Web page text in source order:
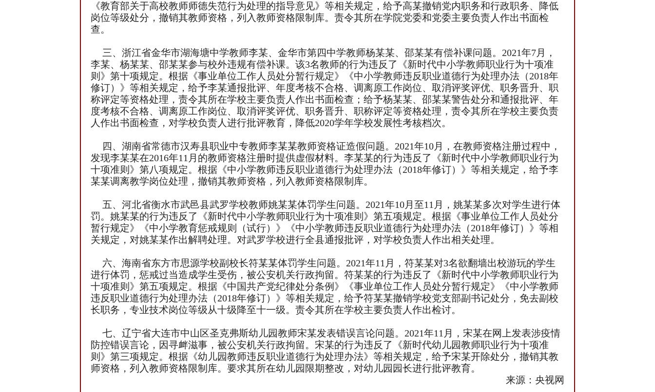
《教育部关于高校教师师德失范行为处理的指导意见》等相关规定，给予高某撤销党内职务和行政职务、降低
岗位等级处分，撤销其教师资格，列入教师资格限制库。责令其所在学院党委和党委主要负责人作出书面检
查。
三、浙江省金华市湖海塘中学教师李某、金华市第四中学教师杨某某、邵某某有偿补课问题。2021年7月，
李某、杨某某、邵某某参与校外违规有偿补课。该3名教师的行为违反了《新时代中小学教师职业行为十项准
则》第十项规定。根据《事业单位工作人员处分暂行规定》《中小学教师违反职业道德行为处理办法（2018年
修订）》等相关规定，给予李某通报批评、年度考核不合格、调离原工作岗位、取消评奖评优、职务晋升、职
称评定等资格处理，责令其所在学校主要负责人作出书面检查；给予杨某某、邵某某警告处分和通报批评、年
度考核不合格、调离原工作岗位、取消评奖评优、职务晋升、职称评定等资格处理，责令其所在学校主要负责
人作出书面检查，对学校负责人进行批评教育，降低2020学年学校发展性考核档次。
四、湖南省常德市汉寿县职业中专教师李某某教师资格证造假问题。2021年10月，在教师资格注册过程中，
发现李某某在2016年11月的教师资格注册时提供虚假材料。李某某的行为违反了《新时代中小学教师职业行为
十项准则》第八项规定。根据《中小学教师违反职业道德行为处理办法（2018年修订）》等相关规定，给予李
某某调离教学岗位处理，撤销其教师资格，列入教师资格限制库。
五、河北省衡水市武邑县武罗学校教师姚某某体罚学生问题。2021年10月至11月，姚某某多次对学生进行体
罚。姚某某的行为违反了《新时代中小学教师职业行为十项准则》第五项规定。根据《事业单位工作人员处分
暂行规定》《中小学教育惩戒规则（试行）》《中小学教师违反职业道德行为处理办法（2018年修订）》等相
关规定，对姚某某作出解聘处理。对武罗学校进行全县通报批评，对学校负责人作出相关处理。
六、海南省东方市思源学校副校长符某某体罚学生问题。2021年11月，符某某对3名欲翻墙出校游玩的学生
进行体罚，惩戒过当造成学生受伤，被公安机关行政拘留。符某某的行为违反了《新时代中小学教师职业行为
十项准则》第五项规定。根据《中国共产党纪律处分条例》《事业单位工作人员处分暂行规定》《中小学教师
违反职业道德行为处理办法（2018年修订）》等相关规定，给予符某某撤销学校党支部副书记处分，免去副校
长职务，专业技术岗位等级从十级降至十一级。责令其所在学校主要负责人作出检讨。
七、辽宁省大连市中山区圣克弗斯幼儿园教师宋某发表错误言论问题。2021年11月，宋某在网上发表涉疫情
防控错误言论，因寻衅滋事，被公安机关行政拘留。宋某的行为违反了《新时代幼儿园教师职业行为十项准
则》第三项规定。根据《幼儿园教师违反职业道德行为处理办法》等相关规定，给予宋某开除处分，撤销其教
师资格，列入教师资格限制库。要求其所在幼儿园限期整改，对幼儿园园长进行批评教育。
来源：央视网